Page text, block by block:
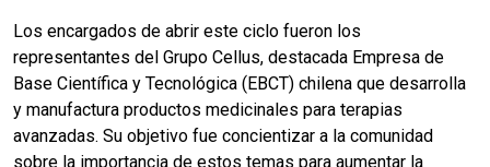
Los encargados de abrir este ciclo fueron los
representantes del Grupo Cellus, destacada Empresa de
Base Científica y Tecnológica (EBCT) chilena que desarrolla
y manufactura productos medicinales para terapias
avanzadas. Su objetivo fue concientizar a la comunidad
sobre la importancia de estos temas para aumentar la